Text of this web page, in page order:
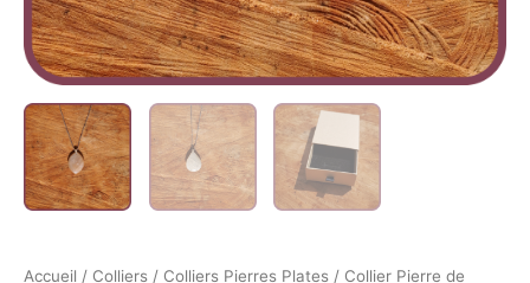
Accueil / Colliers / Colliers Pierres Plates / Collier Pierre de